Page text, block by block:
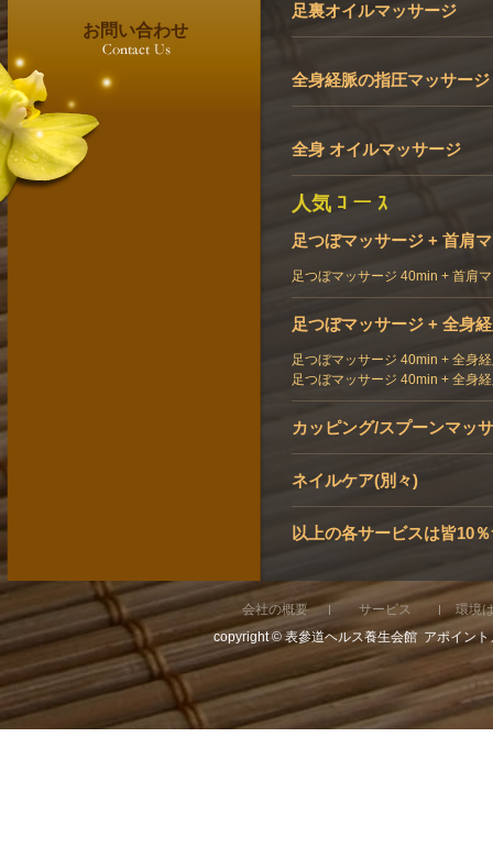
お問い合わせ
足裏オイルマッサージ
全身経脈の指圧マッサージ
全身 オイルマッサージ
人気 ｺ ー ｽ
足つぼマッサージ + 首肩
足つぼマッサージ 40min + 首肩
足つぼマッサージ + 全身
足つぼマッサージ 40min + 全身
足つぼマッサージ 40min + 全身
カッピング/スプーンマッ
ネイルケア(別々)
以上の各サービスは皆10
会社の概要 サービス
環境
copyright © 表參道ヘルス養生会館 アポイン